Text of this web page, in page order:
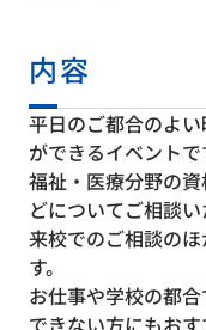
内容
平日のご都合のよ
ができるイベントで
福祉・医療分野の
どについてご相談い
来校でのご相談の
す。
お仕事や学校の都